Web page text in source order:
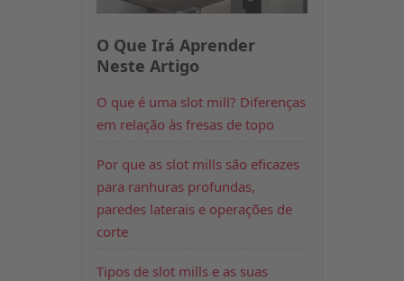
O Que Irá Aprender
Neste Artigo
O que é uma slot mill? Diferenças
em relação às fresas de topo
Por que as slot mills são eficazes
para ranhuras profundas,
paredes laterais e operações de
corte
Tipos de slot mills e as suas